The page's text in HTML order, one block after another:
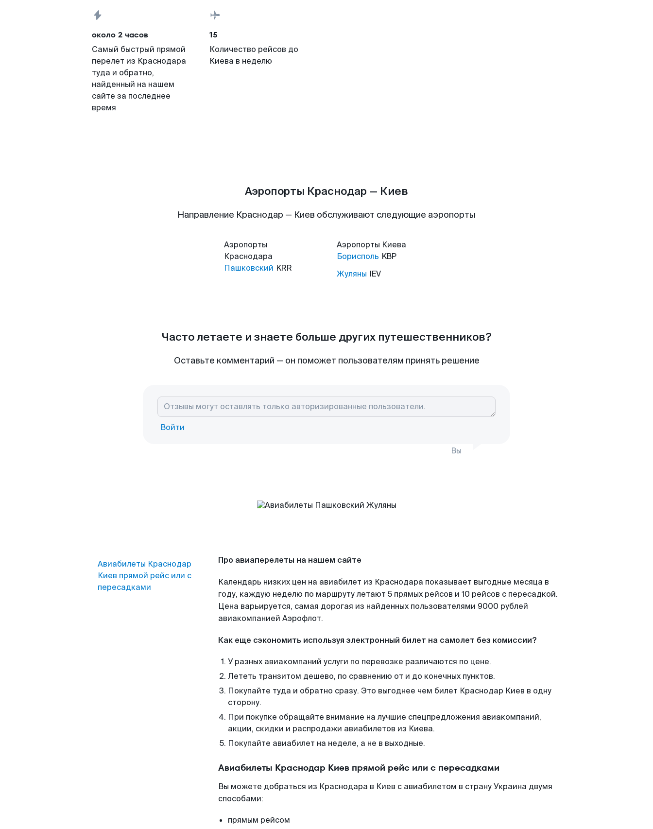
около 2 часов
Самый быстрый прямой
перелет из Краснодара
туда и обратно,
найденный на нашем
сайте за последнее
время
15
Количество рейсов до
Киева в неделю
Аэропорты Краснодар — Киев
Направление Краснодар — Киев обслуживают следующие аэропорты
Аэропорты
Краснодара
Пашковский KRR
Аэропорты Киева
Борисполь KBP
Жуляны IEV
Часто летаете и знаете больше других путешественников?
Оставьте комментарий — он поможет пользователям принять решение
Войти
Вы
Авиабилеты Краснодар
Киев прямой рейс или с
пересадками
Про авиаперелеты на нашем сайте
Календарь низких цен на авиабилет из Краснодара показывает выгодные месяца в
году, каждую неделю по маршруту летают 5 прямых рейсов и 10 рейсов с пересадкой.
Цена варьируется, самая дорогая из найденных пользователями 9000 рублей
авиакомпанией Аэрофлот.
Как еще сэкономить используя электронный билет на самолет без комиссии?
У разных авиакомпаний услуги по перевозке различаются по цене.
Лететь транзитом дешево, по сравнению от и до конечных пунктов.
Покупайте туда и обратно сразу. Это выгоднее чем билет Краснодар Киев в одну
сторону.
При покупке обращайте внимание на лучшие спецпредложения авиакомпаний,
акции, скидки и распродажи авиабилетов из Киева.
Покупайте авиабилет на неделе, а не в выходные.
Авиабилеты Краснодар Киев прямой рейс или с пересадками
Вы можете добраться из Краснодара в Киев с авиабилетом в страну Украина двумя
способами:
прямым рейсом